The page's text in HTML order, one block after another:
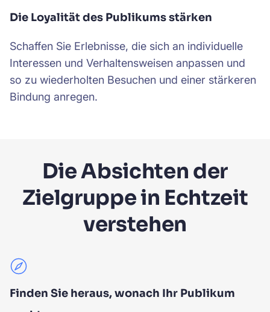
Die Loyalität des Publikums stärken
Schaffen Sie Erlebnisse, die sich an individuelle
Interessen und Verhaltensweisen anpassen und
so zu wiederholten Besuchen und einer stärkeren
Bindung anregen.
Die Absichten der
Zielgruppe in Echtzeit
verstehen
Finden Sie heraus, wonach Ihr Publikum